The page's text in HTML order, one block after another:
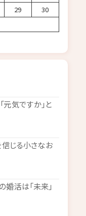
29
30
元気ですか」と
信じる小さなお
婚活は「未来」